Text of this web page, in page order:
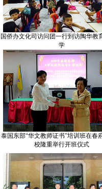
国侨办文化司访问团一行到访陶华教
学
泰国东部“华文教师证书”培训班在春
校隆重举行开班仪式